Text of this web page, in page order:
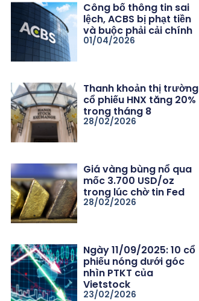
Công bố thông tin sai
lệch, ACBS bị phạt tiền
và buộc phải cải chính
01/04/2026
Thanh khoản thị trường
cổ phiếu HNX tăng 20%
trong tháng 8
28/02/2026
Giá vàng bùng nổ qua
mốc 3.700 USD/oz
trong lúc chờ tin Fed
28/02/2026
Ngày 11/09/2025: 10 cổ
phiếu nóng dưới góc
nhìn PTKT của
Vietstock
23/02/2026